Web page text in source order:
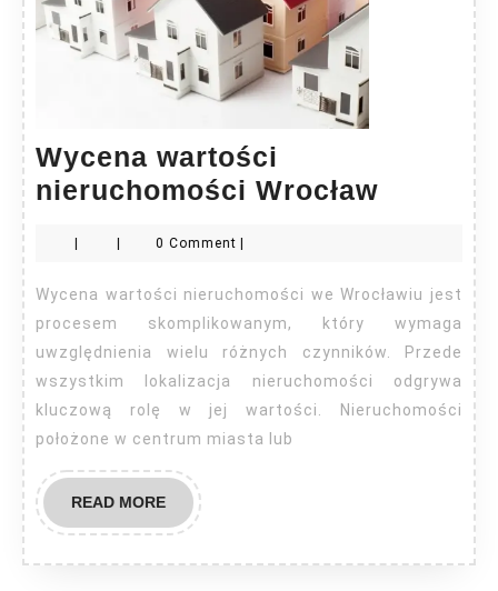
Wycena wartości
nieruchomości WrocławWycena
wartości
Wrocław
0 Comment
Wycena wartości nieruchomości we Wrocławiu jest
procesem skomplikowanym, który wymaga
uwzględnienia wielu różnych czynników. Przede
wszystkim lokalizacja nieruchomości odgrywa
kluczową rolę w jej wartości. Nieruchomości
położone w centrum miasta lub
READ MOREREAD
MORE